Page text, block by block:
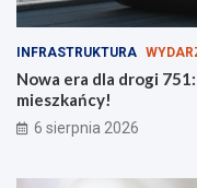
INFRASTRUKTURA
Nowa era dla drogi
mieszkańcy!
6 sierpnia 2026